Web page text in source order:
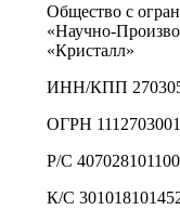
Общество с
«Научно-
«Кристалл»
ИНН/КПП
ОГРН
Р/С
К/С